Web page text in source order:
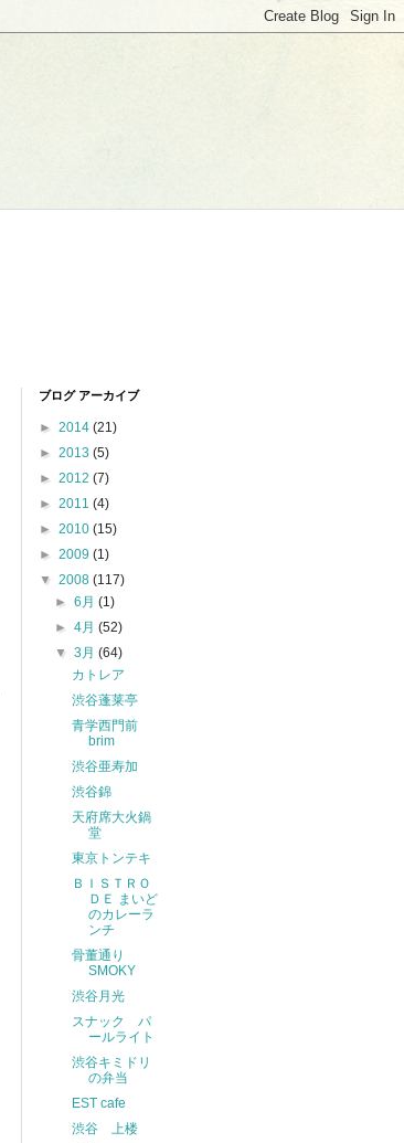
ブログ アーカイブ
► 2014 (21)
► 2013 (5)
► 2012 (7)
► 2011 (4)
► 2010 (15)
► 2009 (1)
▼ 2008 (117)
►6月(1)
►4月(52)
▼3月(64)
カトレア
渋谷蓬莱亭
青学西門前
brim
渋谷亜寿加
渋谷錦
天府席大火鍋
堂
東京トンテキ
ＢＩＳＴＲＯ
ＤＥ まいど
のカレーラ
ンチ
骨董通り
SMOKY
渋谷月光
スナック パ
ールライト
渋谷キミドリ
の弁当
EST cafe
渋谷 上楼